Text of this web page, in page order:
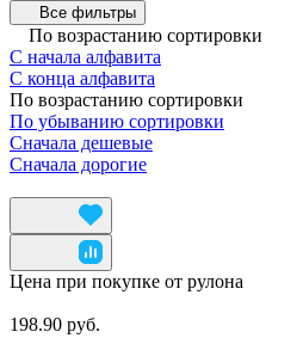
Все фильтры
По возрастанию сортировки
С начала алфавита
С конца алфавита
По возрастанию сортировки
По убыванию сортировки
Сначала дешевые
Сначала дорогие
Цена при покупке от рулона
198.90 руб.